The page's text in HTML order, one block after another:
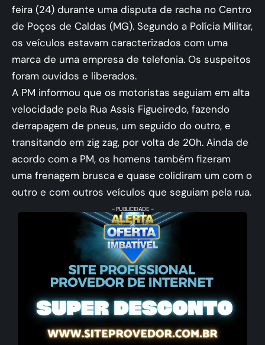
feira (24) durante uma disputa de racha no Centro
de Poços de Caldas (MG). Segundo a Polícia Militar,
os veículos estavam caracterizados com uma
marca de uma empresa de telefonia. Os suspeitos
foram ouvidos e liberados.
A PM informou que os motoristas seguiam em alta
velocidade pela Rua Assis Figueiredo, fazendo
derrapagem de pneus, um seguido do outro, e
transitando em zig zag, por volta de 20h. Ainda de
acordo com a PM, os homens também fizeram
uma frenagem brusca e quase colidiram um com o
outro e com outros veículos que seguiam pela rua.
- PUBLICIDADE -